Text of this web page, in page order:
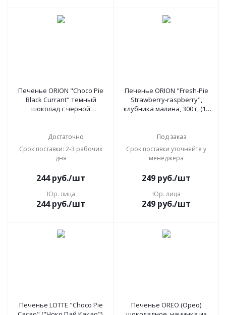
Печенье ORION "Choco Pie
Black Currant" темный
шоколад с черной
Достаточно
Срок поставки: 2-3 рабочих
дня
244руб./шт
Юр. лица
244руб./шт
Печенье ORION "Fresh-Pie
Strawberry-raspberry",
клубника малина, 300 г, (12
Под заказ
Срок поставки уточняйте у
менеджера
249 руб./шт
Юр. лица
249 руб./шт
Печенье LOTTE "Choco Pie
Печенье OREO (Орео)